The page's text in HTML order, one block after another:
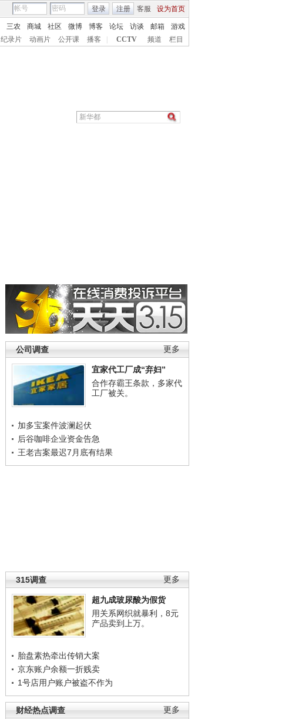
客服 设为首页
登录 注册
三农 商城 社区 微博 博客 论坛 访谈 邮箱
游戏
纪录片 动画片 公开课 播客 CCTV 频道 栏目
更多
公司调查
宜家代工厂成“弃妇”
合作存霸王条款，多家代
工厂被关。
加多宝案件波澜起伏
后谷咖啡企业资金告急
王老吉案最迟7月底有结果
更多
315调查
超九成玻尿酸为假货
用关系网织就暴利，8元
产品卖到上万。
胎盘素热牵出传销大案
京东账户余额一折贱卖
1号店用户账户被盗不作为
更多
财经热点调查